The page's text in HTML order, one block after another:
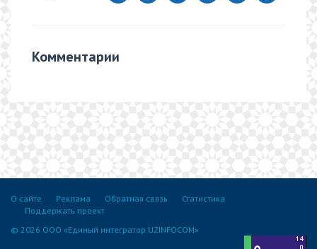
Комментарии
О сайте Реклама Обратная связь
Статистика
Поддержать проект
© 2026 ООО «Единый интегратор UZINFOCOM»